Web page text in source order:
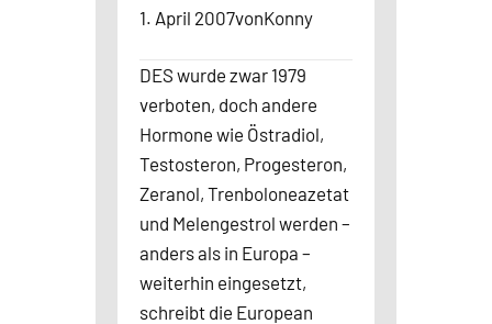
1. April 2007vonKonny
DES wurde zwar 1979
verboten, doch andere
Hormone wie Östradiol,
Testosteron, Progesteron,
Zeranol, Trenboloneazetat
und Melengestrol werden –
anders als in Europa –
weiterhin eingesetzt,
schreibt die European